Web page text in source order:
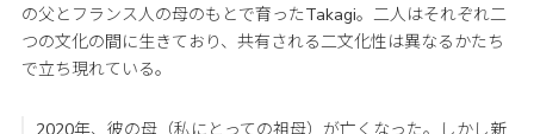
の父とフランス人の母のもとで育ったTakagi。二人はそれぞれ二
つの文化の間に生きており、共有される二文化性は異なるかたち
で立ち現れている。
2020年、彼の母（私にとっての祖母）が亡くなった。しかし新